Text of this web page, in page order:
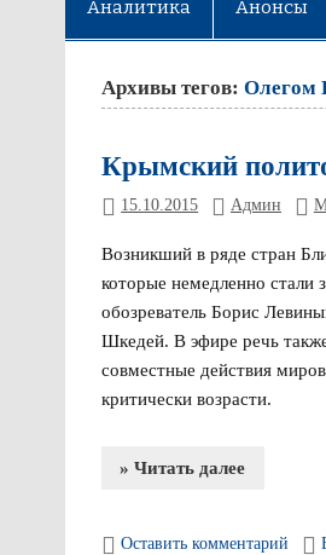
Аналитика Анонсы
Архивы тегов:Олегом
Крымский
15.10.2015 Админ
Возникший в ряде стран
которые немедленно стали
обозреватель Борис
Шкедей. В эфире речь
совместные действия
критически возрасти.
» Читать далее
Оставить комментарий